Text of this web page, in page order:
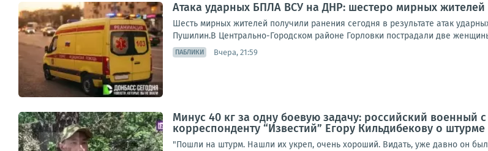
Атака ударных БПЛА ВСУ на ДНР: шестеро мирных
Шесть мирных жителей получили ранения сегодня в результате атак
Пушилин.В Центрально-Городском районе Горловки пострадали две
ПАБЛИКИ Вчера, 21:59
Минус 40 кг за одну боевую задачу: российский
корреспонденту “Известий” Егору Кильдибекову о
"Пошли на штурм. Нашли их укреп, очень хороший. Видать, уже давно он